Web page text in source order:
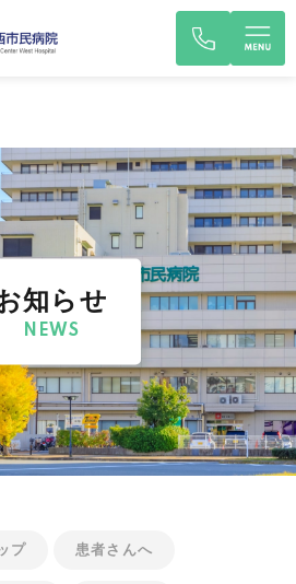
知らせ
NEWS
プ 患者さんへ